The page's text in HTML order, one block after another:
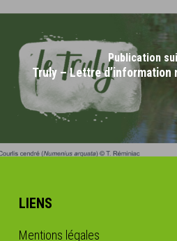
Publication
Truly – Lettre d’information
LIENS
Mentions légales